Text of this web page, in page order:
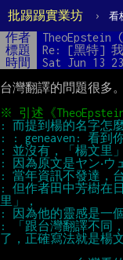
批踢踢實業坊 › 看
作者 TheoEpstein
標題
Re: [黑特] 我
時間
Sat Jun 13
台灣翻譯的問題很多。
: 但作者田中芳樹在
: 「跟台灣翻譯不同